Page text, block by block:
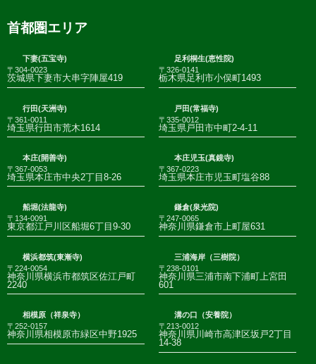
首都圏エリア
下妻(五宝寺)
〒304-0023
茨城県下妻市大串字陣屋419
足利桐生(恵性院)
〒326-0141
栃木県足利市小俣町1493
行田(天洲寺)
〒361-0011
埼玉県行田市荒木1614
戸田(常福寺)
〒335-0012
埼玉県戸田市中町2-4-11
本庄(開善寺)
〒367-0053
埼玉県本庄市中央2丁目8-26
本庄児玉(真鏡寺)
〒367-0223
埼玉県本庄市児玉町塩谷88
船堀(法龍寺)
〒134-0091
東京都江戸川区船堀6丁目9-30
鎌倉(泉光院)
〒247-0065
神奈川県鎌倉市上町屋631
横浜都筑(東漸寺)
〒224-0054
神奈川県横浜市都筑区佐江戸町
2240
三浦海岸（三樹院）
〒238-0101
神奈川県三浦市南下浦町上宮田
601
相模原（祥泉寺）
〒252-0157
神奈川県相模原市緑区中野1925
溝の口（安養院）
〒213-0012
神奈川県川崎市高津区坂戸2丁目
14-38